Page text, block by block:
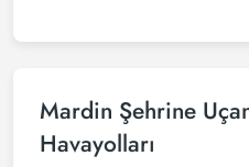
Mardin Şehrine
Havayolları